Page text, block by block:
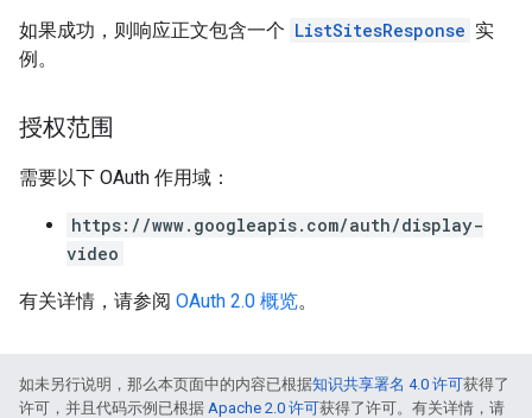
如果成功，则响应正文包含一个 ListSitesResponse 实
例。
授权范围
需要以下 OAuth 作用域：
https://www.googleapis.com/auth/display-
video
有关详情，请参阅 OAuth 2.0 概览。
如未另行说明，那么本页面中的内容已根据知识共享署名 4.0 许可获得了
许可，并且代码示例已根据 Apache 2.0 许可获得了许可。有关详情，请